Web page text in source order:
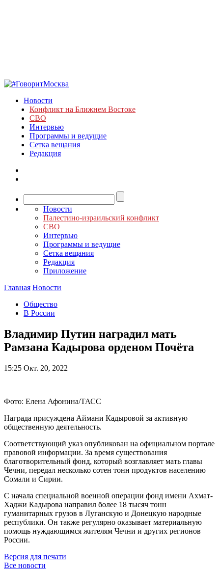
Новости
Конфликт на Ближнем Востоке
СВО
Интервью
Программы и ведущие
Сетка вещания
Редакция
Новости
Палестино-израильский конфликт
СВО
Интервью
Программы и ведущие
Сетка вещания
Редакция
Приложение
Главная Новости
Общество
В России
Владимир Путин наградил мать
Рамзана Кадырова орденом Почёта
15:25 Окт. 20, 2022
Фото: Елена Афонина/ТАСС
Награда присуждена Аймани Кадыровой за активную
общественную деятельность.
Соответствующий указ опубликован на официальном портале
правовой информации. За время существования
благотворительный фонд, который возглавляет мать главы
Чечни, передал несколько сотен тонн продуктов населению
Сомали и Сирии.
С начала специальной военной операции фонд имени Ахмат-
Хаджи Кадырова направил более 18 тысяч тонн
гуманитарных грузов в Луганскую и Донецкую народные
республики. Он также регулярно оказывает материальную
помощь нуждающимся жителям Чечни и других регионов
России.
Версия для печати
Все новости